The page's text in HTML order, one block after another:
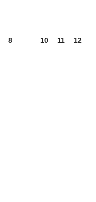
8 10 11 12